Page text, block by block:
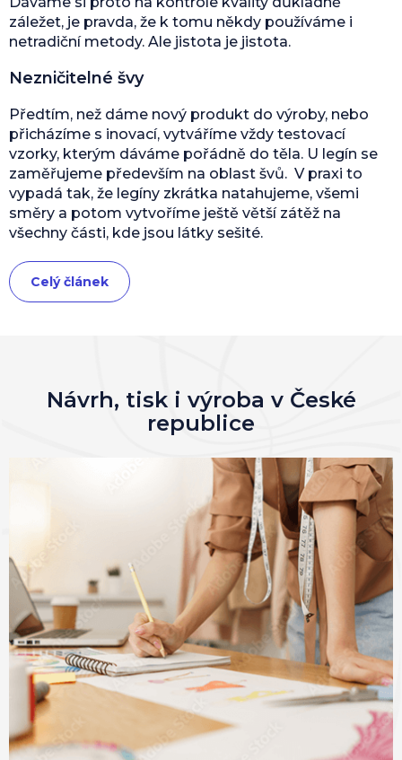
záležet, je pravda, že k tomu někdy používáme i
netradiční metody. Ale jistota je jistota.
Nezničitelné švy
Předtím, než dáme nový produkt do výroby, nebo
přicházíme s inovací, vytváříme vždy testovací
vzorky, kterým dáváme pořádně do těla. U legín se
zaměřujeme především na oblast švů. V praxi to
vypadá tak, že legíny zkrátka natahujeme, všemi
směry a potom vytvoříme ještě větší zátěž na
všechny části, kde jsou látky sešité.
Celý článek
Návrh, tisk i výroba v České
republice